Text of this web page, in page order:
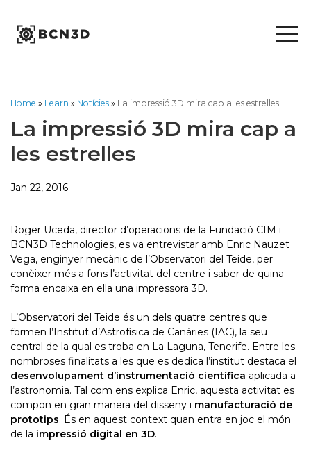
content
Home » Learn » Notícies » La impressió 3D mira cap a les estrelles
La impressió 3D mira cap a
les estrelles
Jan 22, 2016
Roger Uceda, director d’operacions de la Fundació CIM i
BCN3D Technologies, es va entrevistar amb Enric Nauzet
Vega, enginyer mecànic de l’Observatori del Teide, per
conèixer més a fons l’activitat del centre i saber de quina
forma encaixa en ella una impressora 3D.
L’Observatori del Teide és un dels quatre centres que
formen l’Institut d’Astrofísica de Canàries (IAC), la seu
central de la qual es troba en La Laguna, Tenerife. Entre les
nombroses finalitats a les que es dedica l’institut destaca el
desenvolupament d’instrumentació científica aplicada a
l’astronomia. Tal com ens explica Enric, aquesta activitat es
compon en gran manera del disseny i manufacturació de
prototips. És en aquest context quan entra en joc el món
de la impressió digital en 3D.